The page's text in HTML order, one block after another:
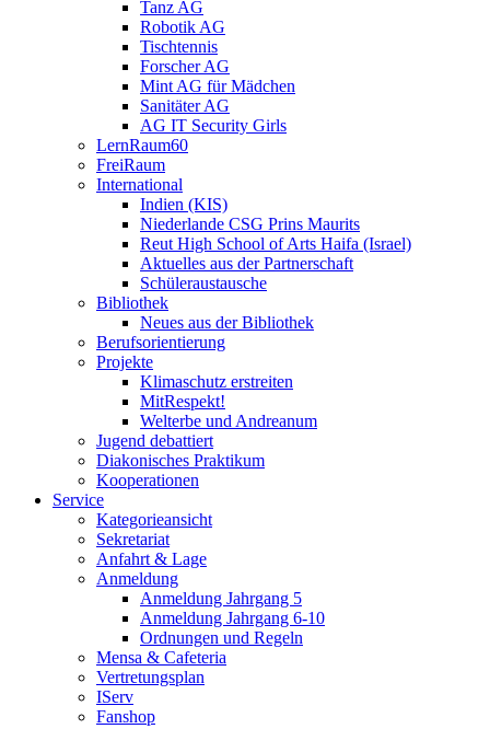
Tanz AG
Robotik AG
Tischtennis
Forscher AG
Mint AG für Mädchen
Sanitäter AG
AG IT Security Girls
LernRaum60
FreiRaum
International
Indien (KIS)
Niederlande CSG Prins Maurits
Reut High School of Arts Haifa (Israel)
Aktuelles aus der Partnerschaft
Schüleraustausche
Bibliothek
Neues aus der Bibliothek
Berufsorientierung
Projekte
Klimaschutz erstreiten
MitRespekt!
Welterbe und Andreanum
Jugend debattiert
Diakonisches Praktikum
Kooperationen
Service
Kategorieansicht
Sekretariat
Anfahrt & Lage
Anmeldung
Anmeldung Jahrgang 5
Anmeldung Jahrgang 6-10
Ordnungen und Regeln
Mensa & Cafeteria
Vertretungsplan
IServ
Fanshop